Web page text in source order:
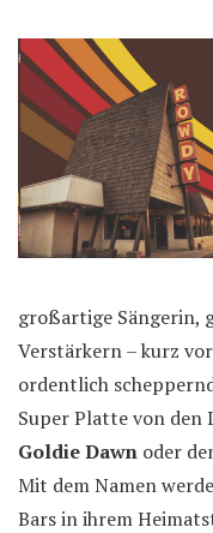
großartige Sängerin,
Verstärkern – kurz
ordentlich
Super Platte von den
Goldie Dawn oder
Mit dem Namen
Bars in ihrem